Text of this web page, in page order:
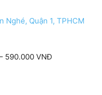
Nghé, Quận 1, TPHCM
590.000 VNĐ